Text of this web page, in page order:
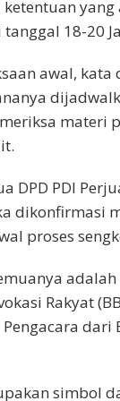
18-20
awal,
materi
DPD PDI
proses
Rakyat
dari
simbol